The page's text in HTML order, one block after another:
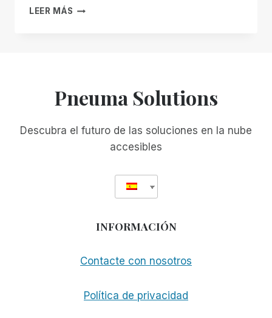
LEER MÁS SEROTEK
ACCESO
BASADA
Pneuma Solutions
Descubra el futuro de las soluciones en la nube
accesibles
INFORMACIÓN
Contacte con nosotros
Política de privacidad